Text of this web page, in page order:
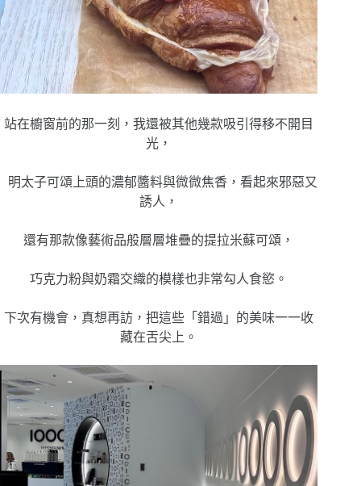
站在櫥窗前的那一刻，我還被其他幾款吸引得移不開目
光，
明太子可頌上頭的濃郁醬料與微微焦香，看起來邪惡又
誘人，
還有那款像藝術品般層層堆疊的提拉米蘇可頌，
巧克力粉與奶霜交織的模樣也非常勾人食慾。
下次有機會，真想再訪，把這些「錯過」的美味一一收
藏在舌尖上。